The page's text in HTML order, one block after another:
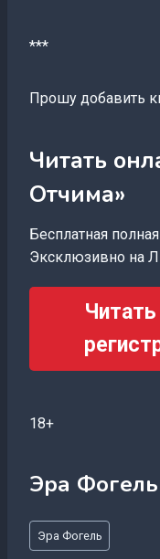
***
Прошу добавить
Читать
Отчима»
Бесплатная
Эксклюзивно на
18+
Эра Фогель
Метки
записи:
Эра Фогель